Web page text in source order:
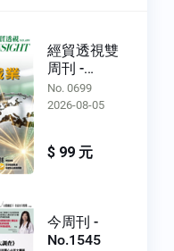
經貿透視雙
周刊 -
No.0699
No. 0699
2026-08-05
$ 99 元
今周刊 -
No.1545